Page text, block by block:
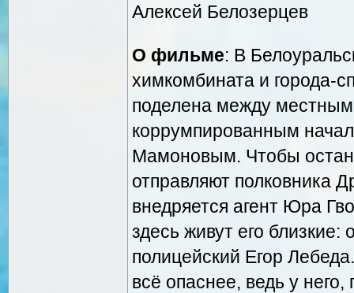
Алексей Белозерцев
О фильме: В
химкомбината и города-
поделена между
коррумпированным
Мамоновым. Чтобы
отправляют полковника
внедряется агент Юра
здесь живут его
полицейский Егор
всё опаснее, ведь у